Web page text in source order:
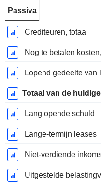
Passiva
Crediteuren, totaal
Nog te betalen
Lopend gedeelte van
Totaal van de
Langlopende schuld
Lange-termijn leases
Niet-verdiende
Uitgestelde